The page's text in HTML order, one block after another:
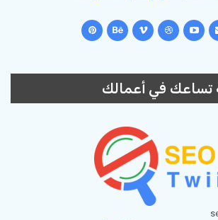
تساعك في أعمالك